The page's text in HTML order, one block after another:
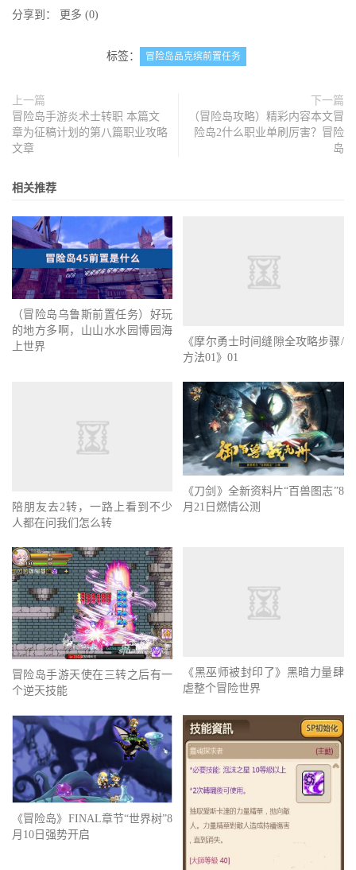
分享到： 更多 (0)
标签： 冒险岛品克缤前置任务
上一篇
冒险岛手游炎术士转职 本篇文
章为征稿计划的第八篇职业攻略
文章
下一篇
（冒险岛攻略）精彩内容本文冒
险岛2什么职业单刷厉害？冒险
岛
相关推荐
（冒险岛乌鲁斯前置任务）好玩
的地方多啊，山山水水园博园海
上世界
《摩尔勇士时间缝隙全攻略步骤/
方法01》01
陪朋友去2转，一路上看到不少
人都在问我们怎么转
《刀剑》全新资料片“百兽图志”8
月21日燃情公测
冒险岛手游天使在三转之后有一
个逆天技能
《黑巫师被封印了》黑暗力量肆
虐整个冒险世界
《冒险岛》FINAL章节“世界树”8
月10日强势开启